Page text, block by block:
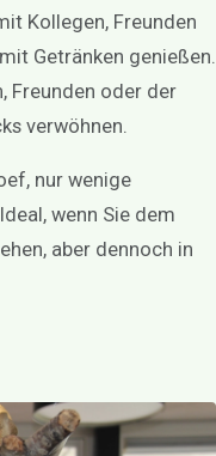
Kollegen, Freunden
Getränken genießen.
Freunden oder der
verwöhnen.
nur wenige
wenn Sie dem
aber dennoch in